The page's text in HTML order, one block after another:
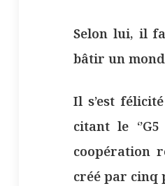
Selon lui, il
bâtir un
Il s’est
citant le
coopération
créé par cinq